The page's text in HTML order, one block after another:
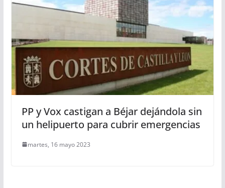
PP y Vox castigan a Béjar dejándola sin
un helipuerto para cubrir emergencias
martes, 16 mayo 2023